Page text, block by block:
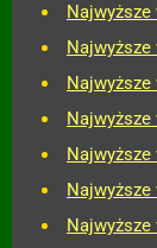
Najwyższe
Najwyższe
Najwyższe
Najwyższe